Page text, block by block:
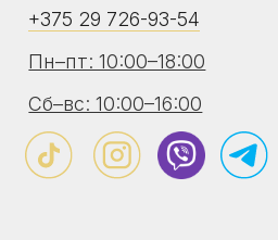
в Торговом реестре РБ -
номер в Торговом реестре РБ -